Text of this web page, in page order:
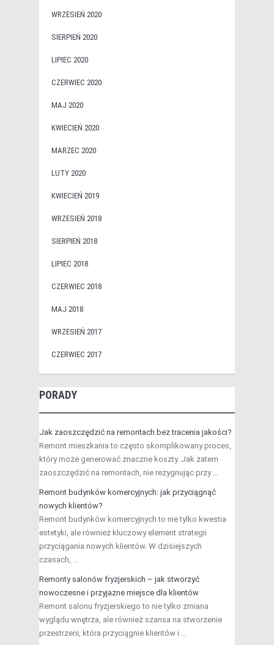
WRZESIEŃ 2020
SIERPIEŃ 2020
LIPIEC 2020
CZERWIEC 2020
MAJ 2020
KWIECIEŃ 2020
MARZEC 2020
LUTY 2020
KWIECIEŃ 2019
WRZESIEŃ 2018
SIERPIEŃ 2018
LIPIEC 2018
CZERWIEC 2018
MAJ 2018
WRZESIEŃ 2017
CZERWIEC 2017
PORADY
Jak zaoszczędzić na remontach bez tracenia jakości?
Remont mieszkania to często skomplikowany proces,
który może generować znaczne koszty. Jak zatem
zaoszczędzić na remontach, nie rezygnując przy …
Remont budynków komercyjnych: jak przyciągnąć
nowych klientów?
Remont budynków komercyjnych to nie tylko kwestia
estetyki, ale również kluczowy element strategii
przyciągania nowych klientów. W dzisiejszych
czasach, …
Remonty salonów fryzjerskich – jak stworzyć
nowoczesne i przyjazne miejsce dla klientów
Remont salonu fryzjerskiego to nie tylko zmiana
wyglądu wnętrza, ale również szansa na stworzenie
przestrzeni, która przyciągnie klientów i …